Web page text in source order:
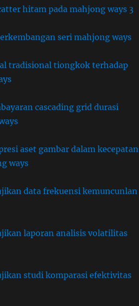
hitam pada mahjong ways 3
seri mahjong ways
tradisional tiongkok terhadap
cascading grid durasi
aset gambar dalam kecepatan
ways
data frekuensi kemuncunlan
laporan analisis volatilitas
studi komparasi efektivitas